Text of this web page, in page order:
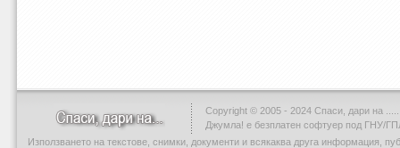
Copyright © 2005 - 2024 Спаси, дари на .....
Джумла! е безплатен софтуер под ГНУ/
Използването на текстове, снимки, документи и всякаква друга информация,